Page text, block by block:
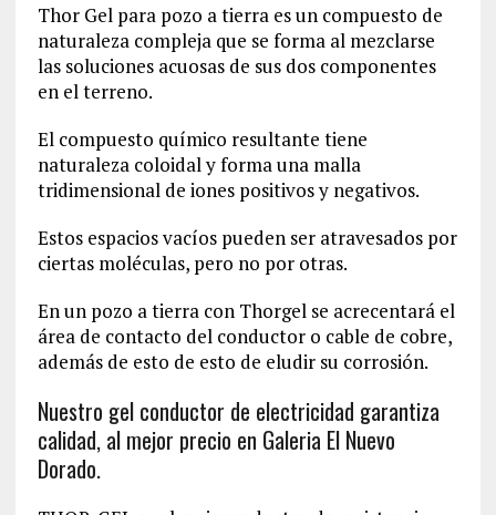
Thor Gel para pozo a tierra es un compuesto de
naturaleza compleja que se forma al mezclarse
las soluciones acuosas de sus dos componentes
en el terreno.
El compuesto químico resultante tiene
naturaleza coloidal y forma una malla
tridimensional de iones positivos y negativos.
Estos espacios vacíos pueden ser atravesados por
ciertas moléculas, pero no por otras.
En un pozo a tierra con Thorgel se acrecentará el
área de contacto del conductor o cable de cobre,
además de esto de esto de eludir su corrosión.
Nuestro gel conductor de electricidad garantiza
calidad, al mejor precio en Galeria El Nuevo
Dorado.